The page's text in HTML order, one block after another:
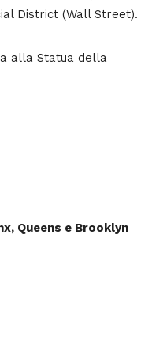
District (Wall Street).
alla Statua della
Queens e Brooklyn